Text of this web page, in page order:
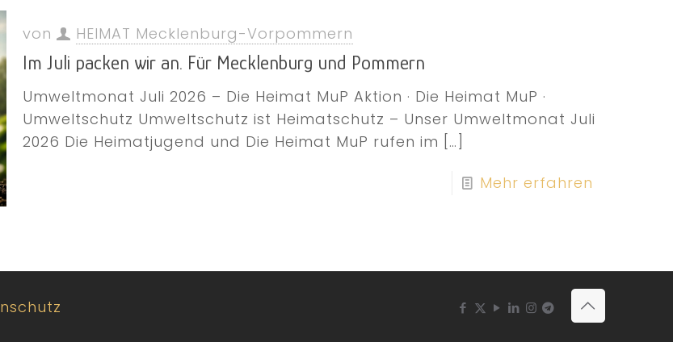
von HEIMAT Mecklenburg-Vorpommern
Im Juli packen wir an. Für Mecklenburg und Pommern
Umweltmonat Juli 2026 – Die Heimat MuP Aktion · Die Heimat MuP ·
Umweltschutz Umweltschutz ist Heimatschutz – Unser Umweltmonat Juli
2026 Die Heimatjugend und Die Heimat MuP rufen im […]
Mehr erfahren